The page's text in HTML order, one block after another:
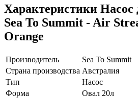
Характеристики Насос
Sea To Summit - Air
Orange
Производитель
Sea To Summit
Страна производства Австралия
Тип
Насос
Форма
Овал 20л